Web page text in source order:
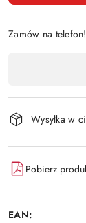
Zamów na
dostawa
Wysyłka w
Pobierz
EAN: